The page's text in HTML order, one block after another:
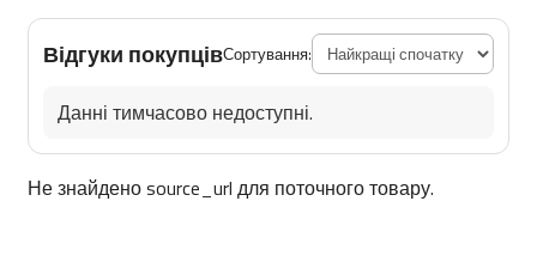
Відгуки покупцівСортування:
Данні тимчасово недоступні.
Не знайдено source_url для поточного товару.